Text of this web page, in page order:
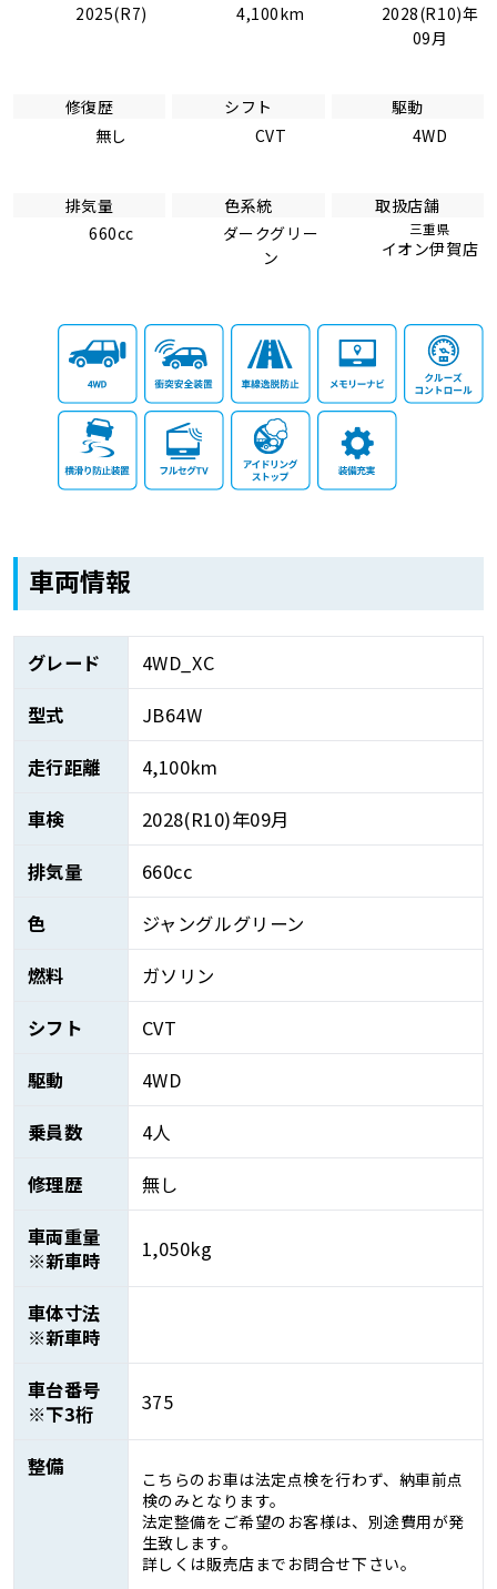
2025(R7)
4,100km
2028(R10)年
09月
修復歴
無し
シフト
CVT
駆動
4WD
排気量
660cc
色系統
ダークグリー
ン
取扱店舗
三重県
イオン伊賀店
車両情報
グレード
4WD_XC
型式
JB64W
走行距離
4,100km
車検
2028(R10)年09月
排気量
660cc
色
ジャングルグリーン
燃料
ガソリン
シフト
CVT
駆動
4WD
乗員数
4人
修理歴
無し
車両重量
※新車時
1,050kg
車体寸法
※新車時
車台番号
※下3桁
375
整備
こちらのお車は法定点検を行わず、納車前点
検のみとなります。
法定整備をご希望のお客様は、別途費用が発
生致します。
詳しくは販売店までお問合せ下さい。